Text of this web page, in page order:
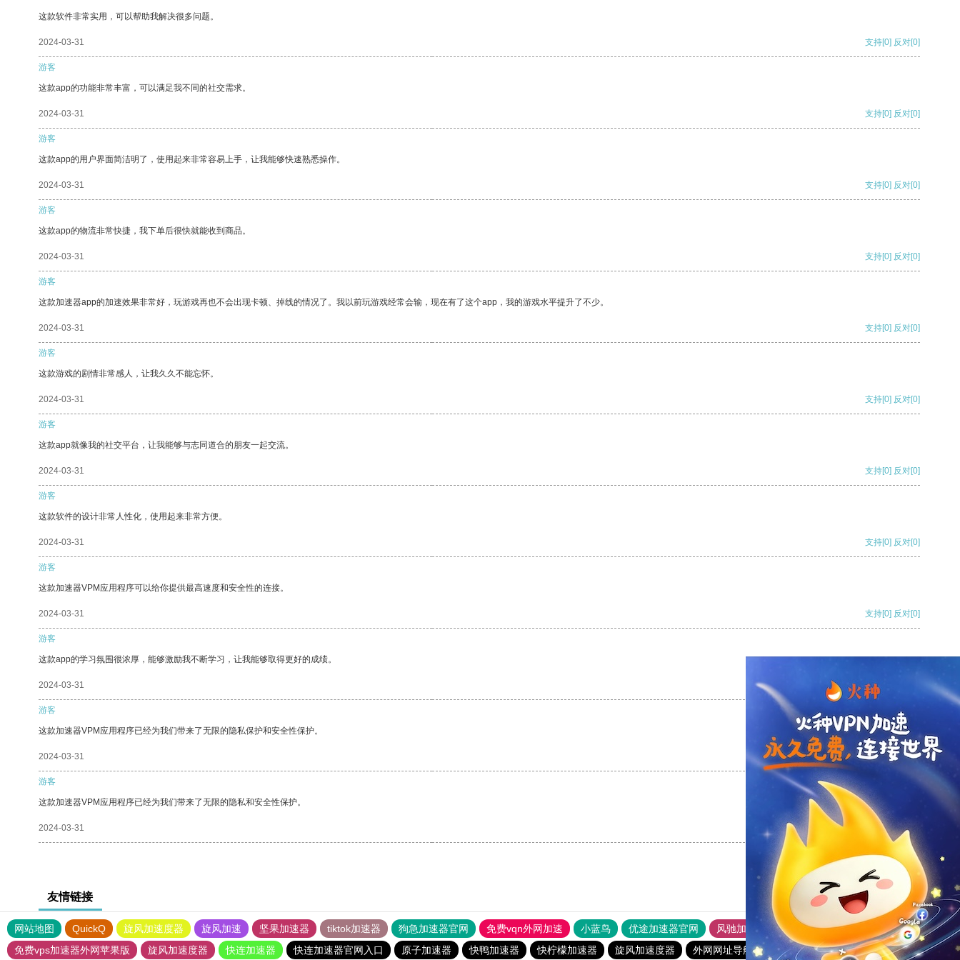
这款软件非常实用，可以帮助我解决很多问题。
2024-03-31 支持[0] 反对[0]
游客
这款app的功能非常丰富，可以满足我不同的社交需求。
2024-03-31 支持[0] 反对[0]
游客
这款app的用户界面简洁明了，使用起来非常容易上手，让我能够快速熟悉操作。
2024-03-31 支持[0] 反对[0]
游客
这款app的物流非常快捷，我下单后很快就能收到商品。
2024-03-31 支持[0] 反对[0]
游客
这款加速器app的加速效果非常好，玩游戏再也不会出现卡顿、掉线的情况了。我以前玩游戏经常会输，现在有了这个app，我的游戏水平提升了不少。
2024-03-31 支持[0] 反对[0]
游客
这款游戏的剧情非常感人，让我久久不能忘怀。
2024-03-31 支持[0] 反对[0]
游客
这款app就像我的社交平台，让我能够与志同道合的朋友一起交流。
2024-03-31 支持[0] 反对[0]
游客
这款软件的设计非常人性化，使用起来非常方便。
2024-03-31 支持[0] 反对[0]
游客
这款加速器VPM应用程序可以给你提供最高速度和安全性的连接。
2024-03-31 支持[0] 反对[0]
游客
这款app的学习氛围很浓厚，能够激励我不断学习，让我能够取得更好的成绩。
2024-03-31 支持
游客
这款加速器VPM应用程序已经为我们带来了无限的隐私保护和安全性保护。
2024-03-31 支持[0] 反对[0]
游客
这款加速器VPM应用程序已经为我们带来了无限的隐私和安全性保护。
2024-03-31 支持[0] 反对[0]
友情链接
网站地图 QuickQ 旋风加速度器 旋风加速 坚果加速器 tiktok加速器 狗急加速器官网 免费vqn外网加速 小蓝鸟 优途加速器官网 风驰加速器
旋风加速器
免费vps加速器外网苹果版
旋风加速度器 快连加速器 快连加速器官网入口 原子加速器 快鸭加速器 快柠檬加速器 旋风加速度器 外网网址导航 软件中心 橘子加速器 速鹰666